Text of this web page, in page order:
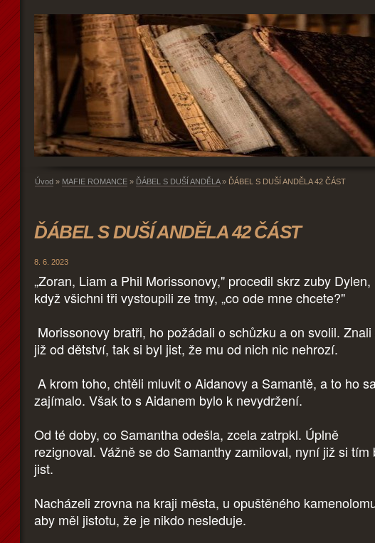
Úvod » MAFIE ROMANCE » ĎÁBEL S DUŠÍ ANDĚLA» ĎÁBEL S DUŠÍ ANDĚLA 42 ČÁST
ĎÁBEL S DUŠÍ ANDĚLA 42 ČÁST
8. 6. 2023
„Zoran, Liam a Phil Morissonovy," procedil skrz zuby Dylen,
když všichni tři vystoupili ze tmy, „co ode mne chcete?"
Morissonovy bratři, ho požádali o schůzku a on svolil. Znali
již od dětství, tak si byl jist, že mu od nich nic nehrozí.
A krom toho, chtěli mluvit o Aidanovy a Samantě, a to ho
zajímalo. Však to s Aidanem bylo k nevydržení.
Od té doby, co Samantha odešla, zcela zatrpkl. Úplně
rezignoval. Vážně se do Samanthy zamiloval, nyní již si tím
jist.
Nacházeli zrovna na kraji města, u opuštěného
aby měl jistotu, že je nikdo nesleduje.